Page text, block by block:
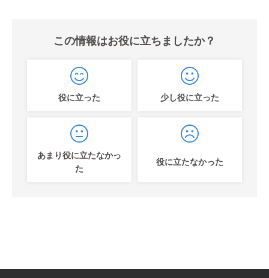
この情報はお役に立ちましたか？
役に立った 少し役に立った
あまり役に立たなかっ
た
役に立たなかった